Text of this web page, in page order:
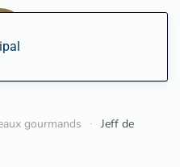
gourmands
Jeff de